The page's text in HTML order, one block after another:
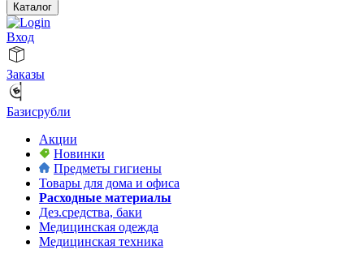
Каталог
Вход
Заказы
Базисрубли
Акции
Новинки
Предметы гигиены
Товары для дома и офиса
Расходные материалы
Дез.средства, баки
Медицинская одежда
Медицинская техника